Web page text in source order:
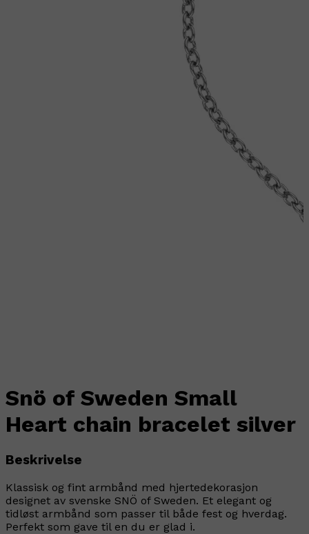
Snö of Sweden Small
Heart chain bracelet silver
Beskrivelse
Klassisk og fint armbånd med hjertedekorasjon
designet av svenske SNÖ of Sweden. Et elegant og
tidløst armbånd som passer til både fest og hverdag.
Perfekt som gave til en du er glad i.